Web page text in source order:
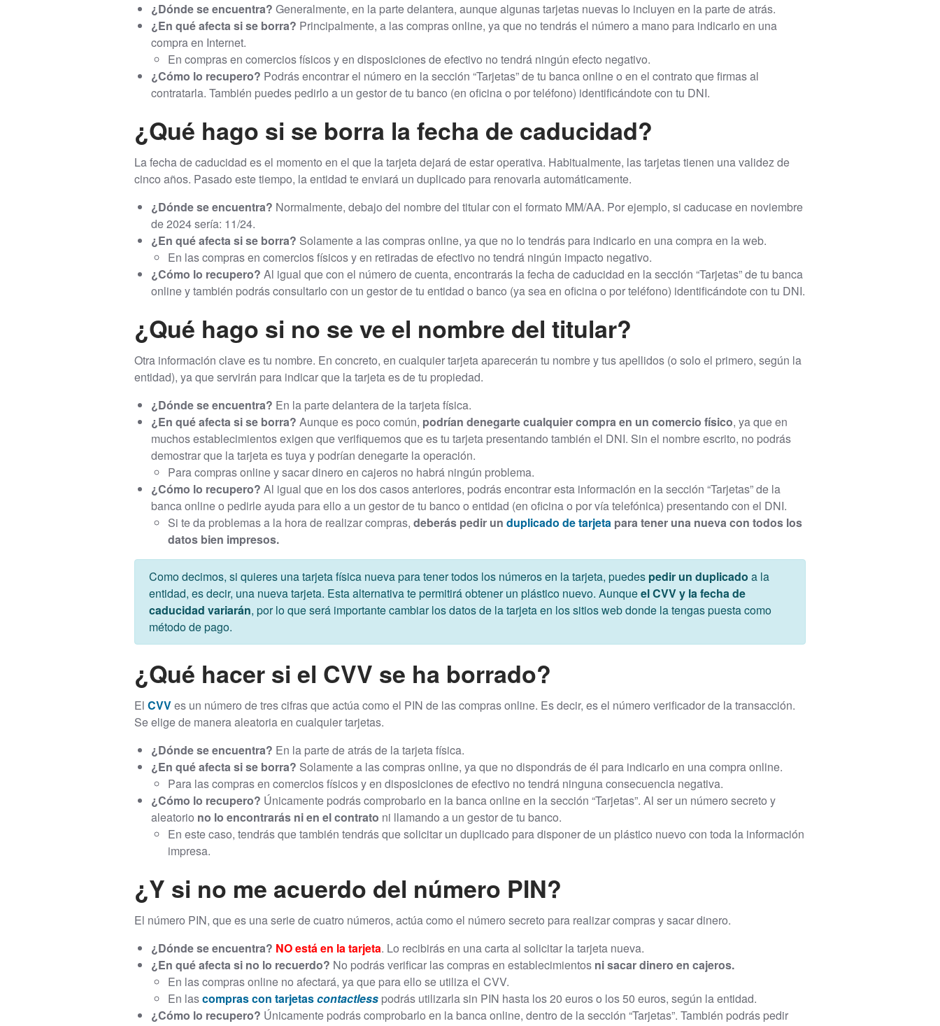
¿Dónde se encuentra? Generalmente, en la parte delantera, aunque algunas tarjetas nuevas lo incluyen en la parte de atrás.
¿En qué afecta si se borra? Principalmente, a las compras online, ya que no tendrás el número a mano para indicarlo en una
compra en Internet.
En compras en comercios físicos y en disposiciones de efectivo no tendrá ningún efecto negativo.
¿Cómo lo recupero? Podrás encontrar el número en la sección “Tarjetas” de tu banca online o en el contrato que firmas al
contratarla. También puedes pedirlo a un gestor de tu banco (en oficina o por teléfono) identificándote con tu DNI.
¿Qué hago si se borra la fecha de caducidad?
La fecha de caducidad es el momento en el que la tarjeta dejará de estar operativa. Habitualmente, las tarjetas tienen una validez de
cinco años. Pasado este tiempo, la entidad te enviará un duplicado para renovarla automáticamente.
¿Dónde se encuentra? Normalmente, debajo del nombre del titular con el formato MM/AA. Por ejemplo, si caducase en noviembre
de 2024 sería: 11/24.
¿En qué afecta si se borra? Solamente a las compras online, ya que no lo tendrás para indicarlo en una compra en la web.
En las compras en comercios físicos y en retiradas de efectivo no tendrá ningún impacto negativo.
¿Cómo lo recupero? Al igual que con el número de cuenta, encontrarás la fecha de caducidad en la sección “Tarjetas” de tu banca
online y también podrás consultarlo con un gestor de tu entidad o banco (ya sea en oficina o por teléfono) identificándote con tu DNI.
¿Qué hago si no se ve el nombre del titular?
Otra información clave es tu nombre. En concreto, en cualquier tarjeta aparecerán tu nombre y tus apellidos (o solo el primero, según la
entidad), ya que servirán para indicar que la tarjeta es de tu propiedad.
¿Dónde se encuentra? En la parte delantera de la tarjeta física.
¿En qué afecta si se borra? Aunque es poco común, podrían denegarte cualquier compra en un comercio físico, ya que en
muchos establecimientos exigen que verifiquemos que es tu tarjeta presentando también el DNI. Sin el nombre escrito, no podrás
demostrar que la tarjeta es tuya y podrían denegarte la operación.
Para compras online y sacar dinero en cajeros no habrá ningún problema.
¿Cómo lo recupero? Al igual que en los dos casos anteriores, podrás encontrar esta información en la sección “Tarjetas” de la
banca online o pedirle ayuda para ello a un gestor de tu banco o entidad (en oficina o por vía telefónica) presentando con el DNI.
Si te da problemas a la hora de realizar compras, deberás pedir un duplicado de tarjeta para tener una nueva con todos los
datos bien impresos.
Como decimos, si quieres una tarjeta física nueva para tener todos los números en la tarjeta, puedes pedir un duplicado a la
entidad, es decir, una nueva tarjeta. Esta alternativa te permitirá obtener un plástico nuevo. Aunqueel CVV y la fecha de
caducidad variarán, por lo que será importante cambiar los datos de la tarjeta en los sitios web donde la tengas puesta como
método de pago.
¿Qué hacer si el CVV se ha borrado?
El CVVes un número de tres cifras que actúa como el PIN de las compras online. Es decir, es el número verificador de la transacción.
Se elige de manera aleatoria en cualquier tarjetas.
¿Dónde se encuentra? En la parte de atrás de la tarjeta física.
¿En qué afecta si se borra? Solamente a las compras online, ya que no dispondrás de él para indicarlo en una compra online.
Para las compras en comercios físicos y en disposiciones de efectivo no tendrá ninguna consecuencia negativa.
¿Cómo lo recupero? Únicamente podrás comprobarlo en la banca online en la sección “Tarjetas”. Al ser un número secreto y
aleatorio no lo encontrarás ni en el contrato ni llamando a un gestor de tu banco.
En este caso, tendrás que también tendrás que solicitar un duplicado para disponer de un plástico nuevo con toda la información
impresa.
¿Y si no me acuerdo del número PIN?
El número PIN, que es una serie de cuatro números, actúa como el número secreto para realizar compras y sacar dinero.
¿Dónde se encuentra? NO está en la tarjeta. Lo recibirás en una carta al solicitar la tarjeta nueva.
¿En qué afecta si no lo recuerdo? No podrás verificar las compras en establecimientos ni sacar dinero en cajeros.
En las compras online no afectará, ya que para ello se utiliza el CVV.
En lascompras con tarjetascontactless podrás utilizarla sin PIN hasta los 20 euros o los 50 euros, según la entidad.
¿Cómo lo recupero? Únicamente podrás comprobarlo en la banca online, dentro de la sección “Tarjetas”. También podrás pedir